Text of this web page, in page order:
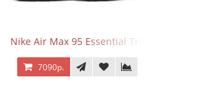
Nike Air Max 95 Essential Triple Black
7090р.